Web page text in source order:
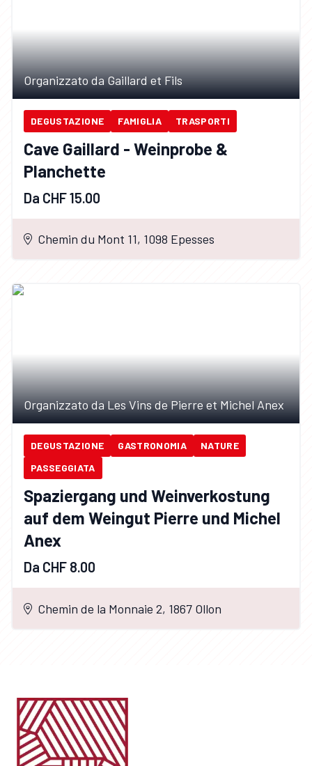
Organizzato da Gaillard et Fils
DEGUSTAZIONE FAMIGLIA TRASPORTI
Cave Gaillard - Weinprobe &
Planchette
Da CHF 15.00
Chemin du Mont 11, 1098 Epesses
Organizzato da Les Vins de Pierre et Michel Anex
DEGUSTAZIONE GASTRONOMIA
NATURE
PASSEGGIATA
Spaziergang und Weinverkostung
auf dem Weingut Pierre und Michel
Anex
Da CHF 8.00
Chemin de la Monnaie 2, 1867 Ollon